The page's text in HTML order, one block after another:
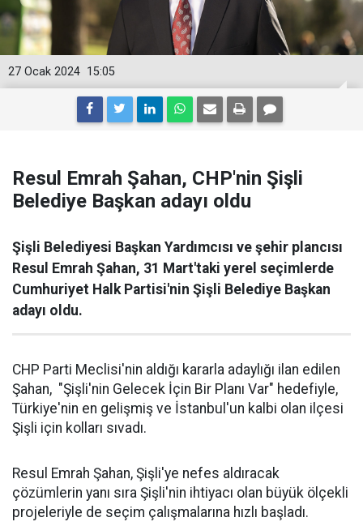
15:05
27 Ocak 2024
Resul Emrah Şahan, CHP'nin Şişli
Belediye Başkan adayı oldu
Şişli Belediyesi Başkan Yardımcısı ve şehir plancısı
Resul Emrah Şahan, 31 Mart'taki yerel seçimlerde
Cumhuriyet Halk Partisi'nin Şişli Belediye Başkan
adayı oldu.
CHP Parti Meclisi'nin aldığı kararla adaylığı ilan edilen
Şahan, "Şişli'nin Gelecek İçin Bir Planı Var" hedefiyle,
Türkiye'nin en gelişmiş ve İstanbul'un kalbi olan ilçesi
Şişli için kolları sıvadı.
Resul Emrah Şahan, Şişli'ye nefes aldıracak
çözümlerin yanı sıra Şişli'nin ihtiyacı olan büyük ölçekli
projeleriyle de seçim çalışmalarına hızlı başladı.